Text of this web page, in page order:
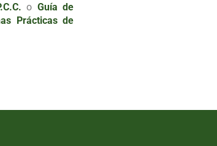
o Guía de
Prácticas de